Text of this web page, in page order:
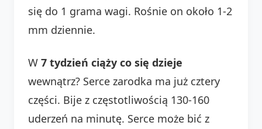
się do 1 grama wagi. Rośnie on około 1-2
mm dziennie.
W 7 tydzień ciąży co się dzieje
wewnątrz? Serce zarodka ma już cztery
części. Bije z częstotliwością 130-160
uderzeń na minutę. Serce może bić z